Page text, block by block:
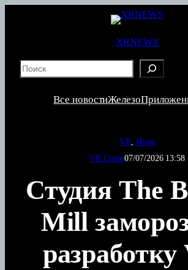
XRNEWS
Все новостиЖелезо
VR Игры
VR Union07/07/2026 13:58
Студия The
Mill
разработку